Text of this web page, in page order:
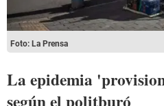
Foto: La Prensa
La epidemia
según el politburó